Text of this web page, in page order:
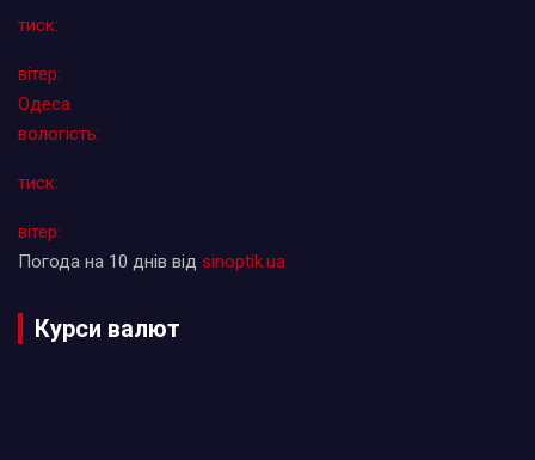
тиск:
вітер:
Одеса
вологість:
тиск:
вітер:
Погода на 10 днів від sinoptik.ua
Курси валют